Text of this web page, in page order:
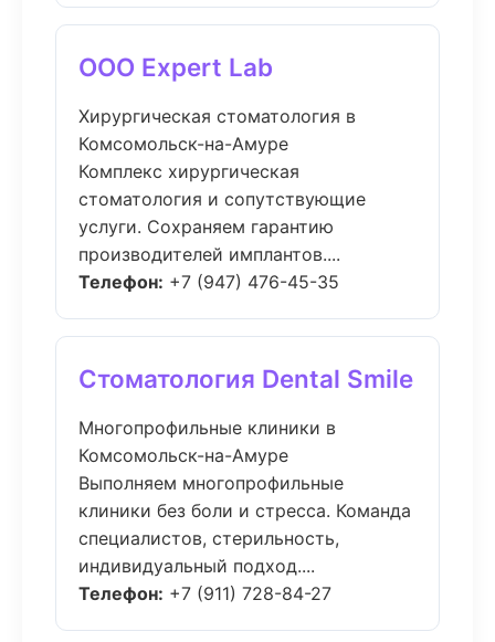
ООО Expert Lab
Хирургическая стоматология в
Комсомольск-на-Амуре
Комплекс хирургическая
стоматология и сопутствующие
услуги. Сохраняем гарантию
производителей имплантов....
Телефон: +7 (947) 476-45-35
Стоматология Dental Smile
Многопрофильные клиники в
Комсомольск-на-Амуре
Выполняем многопрофильные
клиники без боли и стресса. Команда
специалистов, стерильность,
индивидуальный подход....
Телефон: +7 (911) 728-84-27